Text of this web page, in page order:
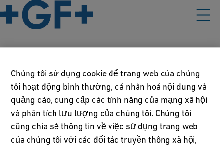
Chính sách của Chúng Tôi
Điều khoản sử dụng
Tuyên bố về Quyền riêng tư
Cài đặt cookie
Chúng tôi sử dụng cookie để trang web của chúng
tôi hoạt động bình thường, cá nhân hoá nội dung và
quảng cáo, cung cấp các tính năng của mạng xã hội
và phân tích lưu lượng của chúng tôi. Chúng tôi
cũng chia sẻ thông tin về việc sử dụng trang web
của chúng tôi với các đối tác truyền thông xã hội,